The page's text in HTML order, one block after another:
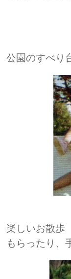
公園のすべり
楽しいお散歩
もらったり、